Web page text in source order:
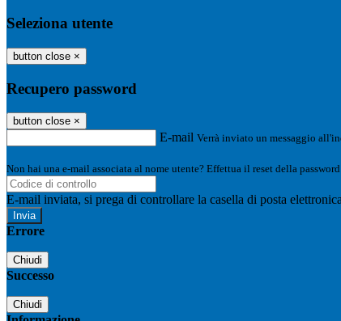
Seleziona utente
button close ×
Recupero password
button close ×
E-mail Verrà inviato un messaggio
Non hai una e-mail associata al nome utente? Effettua il reset della
E-mail inviata, si prega di controllare la casella di posta
Errore
Chiudi
Successo
Chiudi